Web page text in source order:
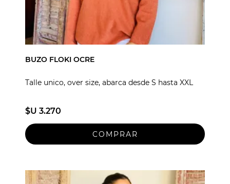
BUZO FLOKI OCRE
Talle unico, over size, abarca desde S hasta XXL
$U 3.270